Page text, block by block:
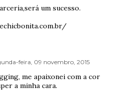
um sucesso.
feira, 09 novembro, 2015
me apaixonei com a cor
a minha cara.